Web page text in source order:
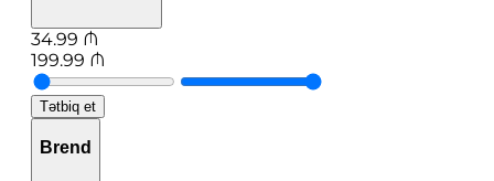
34.99 ₼
199.99 ₼
Tətbiq et
Brend